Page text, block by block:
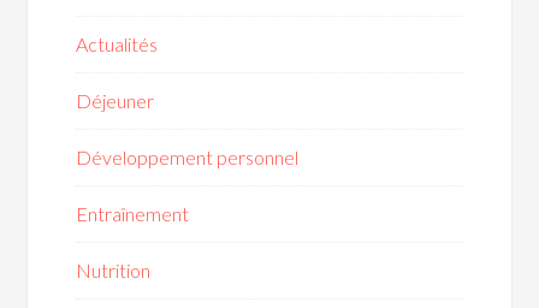
Actualités
Déjeuner
Développement personnel
Entraînement
Nutrition